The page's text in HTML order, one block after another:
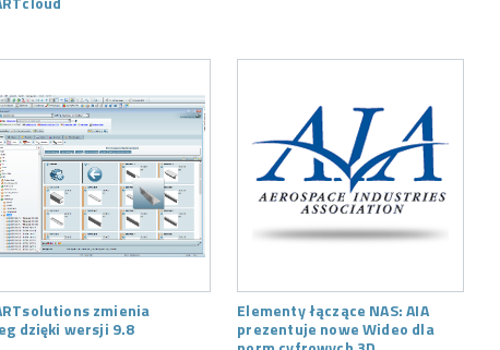
zmienia
dzięki wersji 9.8
Elementy łączące NAS: AIA
prezentuje nowe Wideo dla